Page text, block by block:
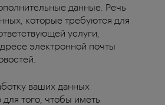
данные. Речь
которые требуются для
услуги,
электронной почты
ваших данных
того, чтобы иметь